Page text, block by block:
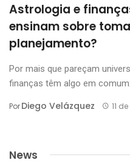
Astrologia e
ensinam sobre
planejamento?
Por mais que pareçam
finanças têm algo em comum:
PorDiego Velázquez 11
News